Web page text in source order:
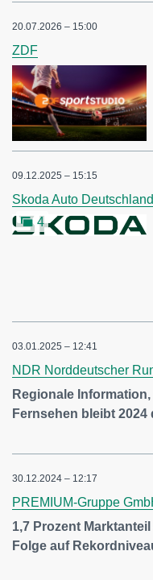
20.07.2026 – 15:00
ZDF
09.12.2025 – 15:15
Skoda Auto
4
03.01.2025 – 12:41
NDR Norddeutscher
Regionale
Fernsehen bleibt
30.12.2024 – 12:17
PREMIUM-Gruppe
1,7 Prozent
Folge auf